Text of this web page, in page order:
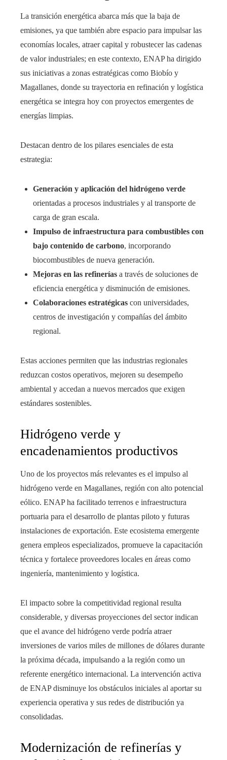
La transición energética abarca más que la baja de
emisiones, ya que también abre espacio para impulsar las
economías locales, atraer capital y robustecer las cadenas
de valor industriales; en este contexto, ENAP ha dirigido
sus iniciativas a zonas estratégicas como Biobío y
Magallanes, donde su trayectoria en refinación y logística
energética se integra hoy con proyectos emergentes de
energías limpias.
Destacan dentro de los pilares esenciales de esta
estrategia:
Generación y aplicación del hidrógeno verde
orientadas a procesos industriales y al transporte de
carga de gran escala.
Impulso de infraestructura para combustibles con
bajo contenido de carbono, incorporando
biocombustibles de nueva generación.
Mejoras en las refinerías a través de soluciones de
eficiencia energética y disminución de emisiones.
Colaboraciones estratégicas con universidades,
centros de investigación y compañías del ámbito
regional.
Estas acciones permiten que las industrias regionales
reduzcan costos operativos, mejoren su desempeño
ambiental y accedan a nuevos mercados que exigen
estándares sostenibles.
Hidrógeno verde y
encadenamientos productivos
Uno de los proyectos más relevantes es el impulso al
hidrógeno verde en Magallanes, región con alto potencial
eólico. ENAP ha facilitado terrenos e infraestructura
portuaria para el desarrollo de plantas piloto y futuras
instalaciones de exportación. Este ecosistema emergente
genera empleos especializados, promueve la capacitación
técnica y fortalece proveedores locales en áreas como
ingeniería, mantenimiento y logística.
El impacto sobre la competitividad regional resulta
considerable, y diversas proyecciones del sector indican
que el avance del hidrógeno verde podría atraer
inversiones de varios miles de millones de dólares durante
la próxima década, impulsando a la región como un
referente energético internacional. La intervención activa
de ENAP disminuye los obstáculos iniciales al aportar su
experiencia operativa y sus redes de distribución ya
consolidadas.
Modernización de refinerías y